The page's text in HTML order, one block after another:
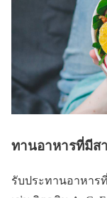
ทานอาหารที่มีส
รับประทานอาหาร